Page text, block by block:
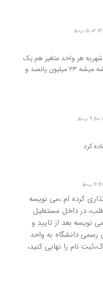
پانصد و شهریه هر واحد متغیر هم یک
میلیون، یعنی ۱۰ میلیون متغیر بشه میشه ۲۳ میلیون پانصد و
کرد
کرده ام ،می نویسه
در داخل مستطیل
بعد از تایید و
رسمی دانشگاه به واحد
نام را نهایی کنید،